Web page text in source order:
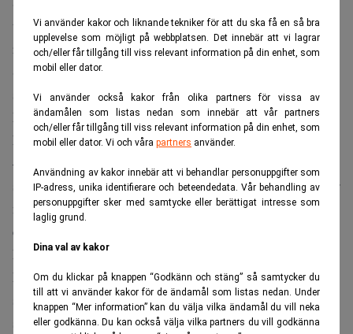
Vi använder kakor och liknande tekniker för att du ska få en så bra
upplevelse som möjligt på webbplatsen. Det innebär att vi lagrar
och/eller får tillgång till viss relevant information på din enhet, som
mobil eller dator.
Vi använder också kakor från olika partners för vissa av
ändamålen som listas nedan som innebär att vår partners
och/eller får tillgång till viss relevant information på din enhet, som
mobil eller dator. Vi och våra partners använder.
Användning av kakor innebär att vi behandlar personuppgifter som
IP-adress, unika identifierare och beteendedata. Vår behandling av
personuppgifter sker med samtycke eller berättigat intresse som
laglig grund.
Dina val av kakor
Om du klickar på knappen “Godkänn och stäng” så samtycker du
till att vi använder kakor för de ändamål som listas nedan. Under
knappen “Mer information” kan du välja vilka ändamål du vill neka
eller godkänna. Du kan också välja vilka partners du vill godkänna
till över 1 miljard kronor, vilket både DI och Breakit
rapporterat om.
Som Realtid tidigare har skrivit
såsom Volvo Cars i och med ägandet av Zenseact, samt
Magna och AB Volvo. På senare tid har bolaget även ökat
kundkretsen i Europa såväl som i USA.
– Vi har vunnit affärer runt om i världen senaste året,
särskilt stolta är vi över vår position i Tyskland. Men vi har
nu även kommit i gång i Kalifornien. Vi planerar att
etablera en närvaro där framöver, säger vd Daniel
Langkilde till Realtid.
För närvarande har Annotell ett 70-tal medarbetare, en
siffra som ska öka till 100 innan årsskiftet. Dessutom
satsar bolaget på en breddad produktflora.